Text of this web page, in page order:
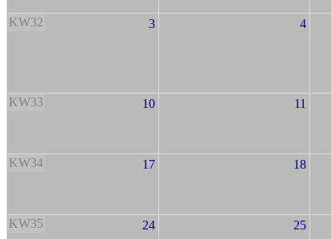
KW32 3 4
KW33 10 11
KW34 17 18
KW35 24 25